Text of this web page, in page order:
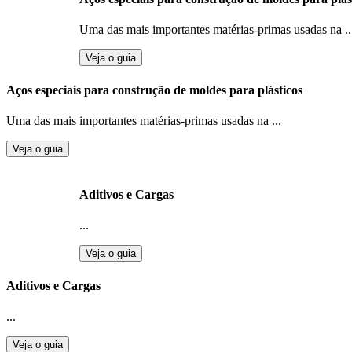
Uma das mais importantes matérias-primas usadas na
Veja o guia
Aços especiais para construção de moldes para plásticos
Uma das mais importantes matérias-primas usadas na ...
Veja o guia
Aditivos e Cargas
...
Veja o guia
Aditivos e Cargas
...
Veja o guia